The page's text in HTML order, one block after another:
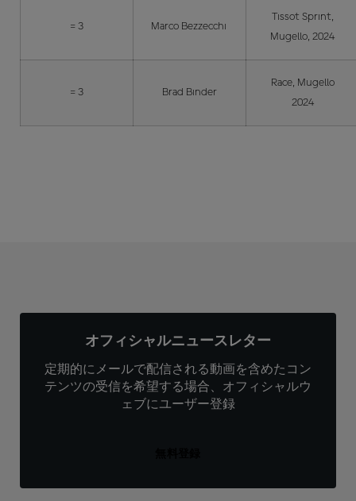
= 3 Marco Bezzecchi
Tissot Sprint,
Mugello, 2024
= 3 Brad Binder
Race, Mugello
2024
オフィシャルニュースレター
定期的にメールで配信される動画を含めたコン
テンツの受信を希望する場合、オフィシャルウ
ェブにユーザー登録